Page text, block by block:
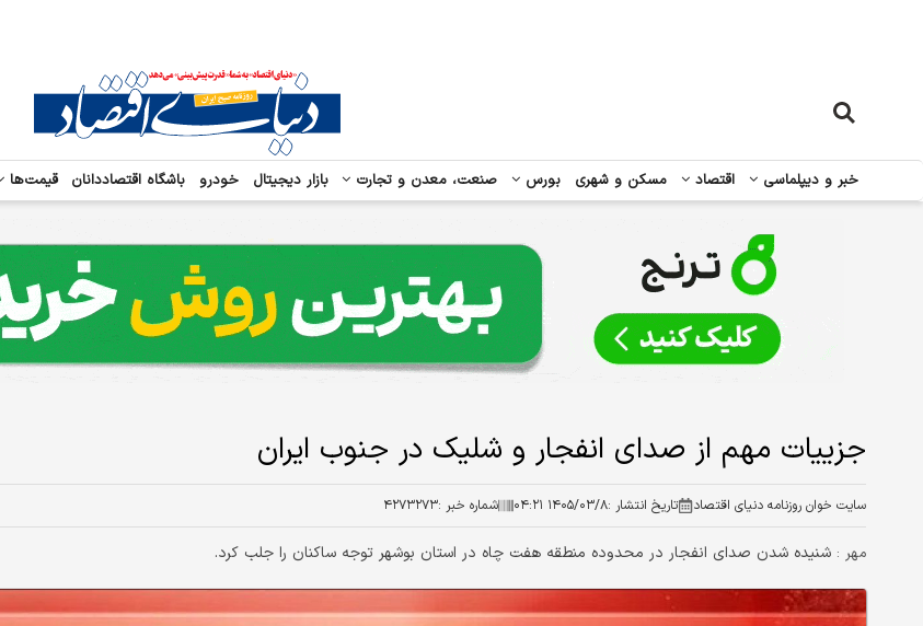
خبر و دیپلماسی اقتصاد مسکن و شهری بورس صنعت، معدن و تجارت بازار دیجیتال خودرو باشگاه اقتصاددانان قیمت‌ها
جزییات مهم از صدای انفجار و شلیک در جنوب ایران
سایت خوان روزنامه دنیای اقتصاد تاریخ انتشار :۱۴۰۵/۰۳/۸ ۰۴:۲۱ شماره خبر :۴۲۷۳۲۷۳
مهر : شنیده شدن صدای انفجار در محدوده منطقه هفت چاه در استان بوشهر توجه ساکنان را جلب کرد.